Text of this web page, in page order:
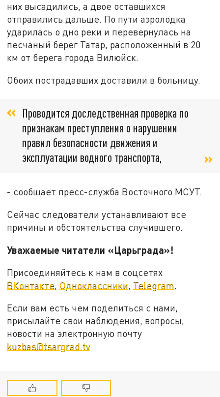
них высадились, а двое оставшихся
отправились дальше. По пути аэролодка
ударилась о дно реки и перевернулась на
песчаный берег Татар, расположенный в 20
км от берега города Вилюйск.
Обоих пострадавших доставили в больницу.
Проводится доследственная проверка по
признакам преступления о нарушении
правил безопасности движения и
эксплуатации водного транспорта,
- сообщает пресс-служба Восточного МСУТ.
Сейчас следователи устанавливают все
причины и обстоятельства случившего.
Уважаемые читатели «Царьграда»!
Присоединяйтесь к нам в соцсетях
ВКонтакте, Одноклассники, Telegram.
Если вам есть чем поделиться с нами,
присылайте свои наблюдения, вопросы,
новости на электронную почту
kuzbas@tsargrad.tv